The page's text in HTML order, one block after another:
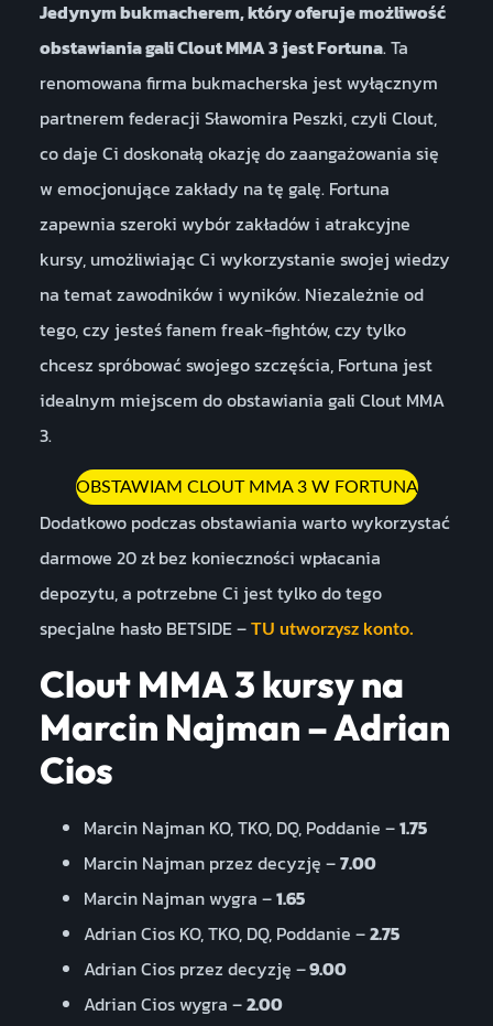
Jedynym bukmacherem, który oferuje możliwość
obstawiania gali Clout MMA 3 jest Fortuna. Ta
renomowana firma bukmacherska jest wyłącznym
partnerem federacji Sławomira Peszki, czyli Clout,
co daje Ci doskonałą okazję do zaangażowania się
w emocjonujące zakłady na tę galę. Fortuna
zapewnia szeroki wybór zakładów i atrakcyjne
kursy, umożliwiając Ci wykorzystanie swojej wiedzy
na temat zawodników i wyników. Niezależnie od
tego, czy jesteś fanem freak-fightów, czy tylko
chcesz spróbować swojego szczęścia, Fortuna jest
idealnym miejscem do obstawiania gali Clout MMA
3.
OBSTAWIAM CLOUT MMA 3 W FORTUNA
Dodatkowo podczas obstawiania warto wykorzystać
darmowe 20 zł bez konieczności wpłacania
depozytu, a potrzebne Ci jest tylko do tego
specjalne hasło BETSIDE – TU utworzysz konto.
Clout MMA 3 kursy na
Marcin Najman – Adrian
Cios
Marcin Najman KO, TKO, DQ, Poddanie –1.75
Marcin Najman przez decyzję –7.00
Marcin Najman wygra –1.65
Adrian Cios KO, TKO, DQ, Poddanie –2.75
Adrian Cios przez decyzję –9.00
Adrian Cios wygra –2.00